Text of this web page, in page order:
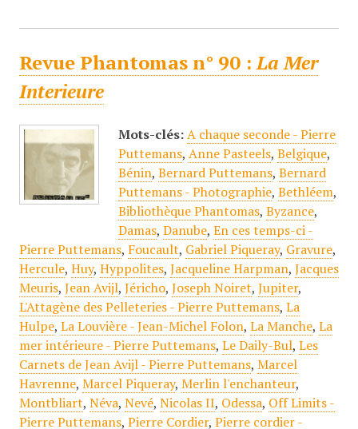
Revue Phantomas n° 90 :La Mer
Interieure
Mots-clés: A chaque seconde - Pierre
Puttemans, Anne Pasteels, Belgique,
Bénin, Bernard Puttemans, Bernard
Puttemans - Photographie, Bethléem,
Bibliothèque Phantomas, Byzance,
Damas, Danube, En ces temps-ci -
Pierre Puttemans, Foucault, Gabriel Piqueray, Gravure,
Hercule, Huy, Hyppolites, Jacqueline Harpman, Jacques
Meuris, Jean Avijl, Jéricho, Joseph Noiret, Jupiter,
L'Attagène des Pelleteries - Pierre Puttemans, La
Hulpe, La Louvière - Jean-Michel Folon, La Manche, La
mer intérieure - Pierre Puttemans, Le Daily-Bul, Les
Carnets de Jean Avijl - Pierre Puttemans, Marcel
Havrenne, Marcel Piqueray, Merlin l'enchanteur,
Montbliart, Néva, Nevé, Nicolas II, Odessa, Off Limits -
Pierre Puttemans, Pierre Cordier, Pierre cordier -